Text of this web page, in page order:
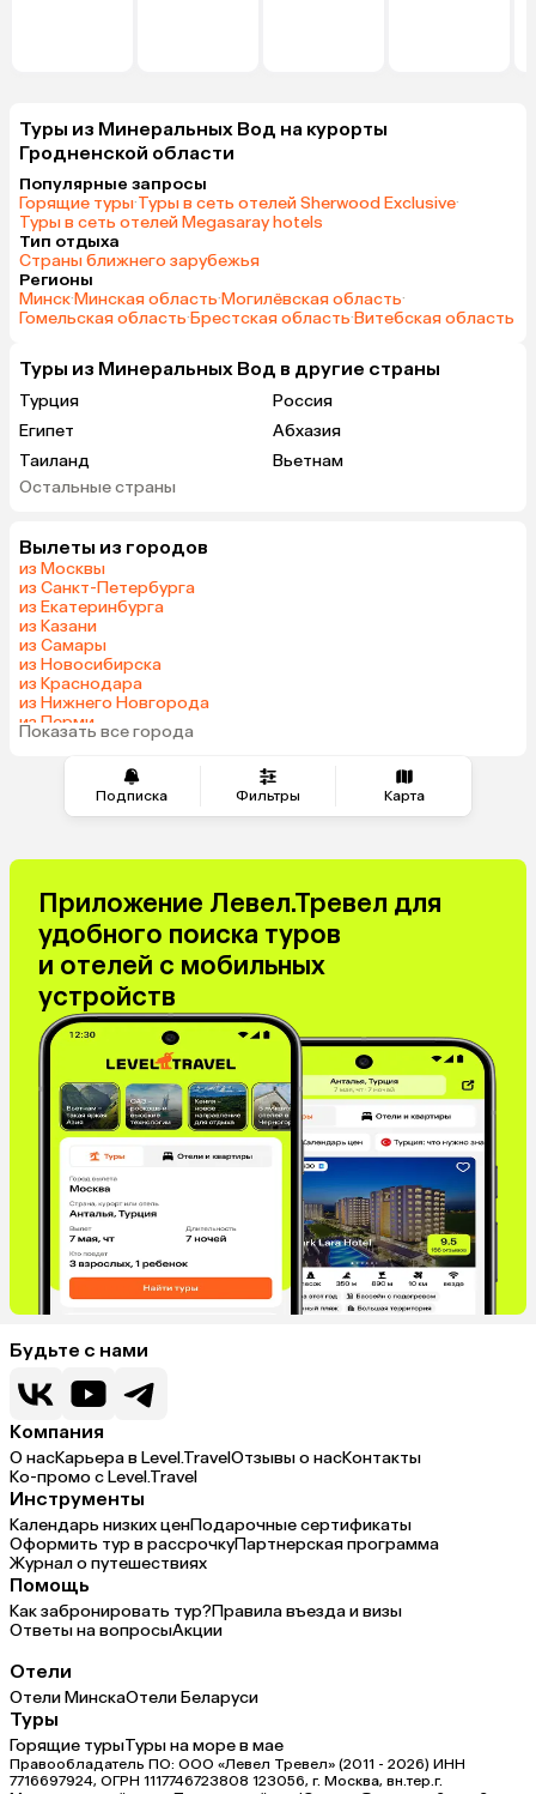
Подписка Фильтры Карта
Туры из Минеральных Вод на курорты
Гродненской области
Популярные запросы
Горящие туры·Туры в сеть отелей Sherwood Exclusive·
Туры в сеть отелей Megasaray hotels
Тип отдыха
Страны ближнего зарубежья
Регионы
Минск·Минская область·Могилёвская область·
Гомельская область·Брестская область·Витебская область
Туры из Минеральных Вод в другие страны
Турция
Россия
Египет
Абхазия
Таиланд
Вьетнам
ОАЭ
Армения
Казахстан
Узбекистан
Катар
Оман
Саудовская Аравия
Таджикистан
Остальные страны
Вылеты из городов
из Москвы
из Санкт-Петербурга
из Екатеринбурга
из Казани
из Самары
из Новосибирска
из Краснодара
из Нижнего Новгорода
из Перми
из Сочи
Показать все города
Приложение Левел.Тревел для
удобного поиска туров
и отелей с мобильных
устройств
Будьте с нами
Компания
О насКарьера в Level.TravelОтзывы о насКонтакты
Ко-промо с Level.Travel
Инструменты
Календарь низких ценПодарочные сертификаты
Оформить тур в рассрочкуПартнерская программа
Журнал о путешествиях
Помощь
Как забронировать тур?Правила въезда и визы
Ответы на вопросыАкции
Отели
Отели МинскаОтели Беларуси
Туры
Горящие турыТуры на море в мае
Правообладатель ПО: ООО «Левел Тревел» (2011 - 2026) ИНН
7716697924, ОГРН 1117746723808 123056, г. Москва, вн.тер.г.